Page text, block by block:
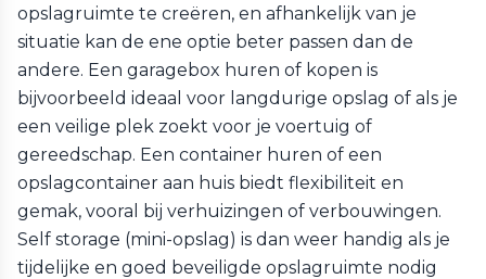
opslagruimte te creëren, en afhankelijk van je
situatie kan de ene optie beter passen dan de
andere. Een garagebox huren of kopen is
bijvoorbeeld ideaal voor langdurige opslag of als je
een veilige plek zoekt voor je voertuig of
gereedschap. Een container huren of een
opslagcontainer aan huis biedt flexibiliteit en
gemak, vooral bij verhuizingen of verbouwingen.
Self storage (mini-opslag) is dan weer handig als je
tijdelijke en goed beveiligde opslagruimte nodig